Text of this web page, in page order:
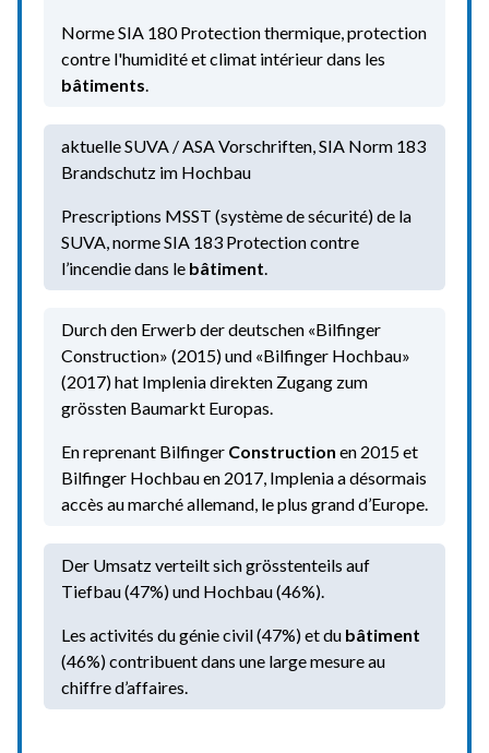
Norme SIA 180 Protection thermique, protection
contre l'humidité et climat intérieur dans les
bâtiments.
aktuelle SUVA / ASA Vorschriften, SIA Norm 183
Brandschutz im Hochbau
Prescriptions MSST (système de sécurité) de la
SUVA, norme SIA 183 Protection contre
l’incendie dans le bâtiment.
Durch den Erwerb der deutschen «Bilfinger
Construction» (2015) und «Bilfinger Hochbau»
(2017) hat Implenia direkten Zugang zum
grössten Baumarkt Europas.
En reprenant Bilfinger Construction en 2015 et
Bilfinger Hochbau en 2017, Implenia a désormais
accès au marché allemand, le plus grand d’Europe.
Der Umsatz verteilt sich grösstenteils auf
Tiefbau (47%) und Hochbau (46%).
Les activités du génie civil (47%) et du bâtiment
(46%) contribuent dans une large mesure au
chiffre d’affaires.